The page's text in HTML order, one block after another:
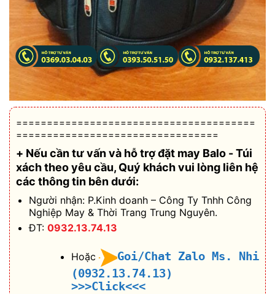
=======================================
=================================
+ Nếu cần tư vấn và hỗ trợđặt may Balo - Túi
xách theo yêu cầu, Quý khách vui lòng liên hệ
các thông tin bên dưới:
Người nhận: P.Kinh doanh – Công Ty Tnhh Công
Nghiệp May & Thời Trang Trung Nguyên.
ĐT: 0932.13.74.13
Hoặc
Goi/Chat Zalo Ms. Nhi
(0932.13.74.13)
>>>Click<<<